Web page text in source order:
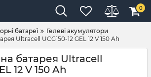
0
батареї
Гелеві акумулятори
Ultracell UCG150-12 GEL 12 V 150 Ah
батарея Ultracell
12 V 150 Ah